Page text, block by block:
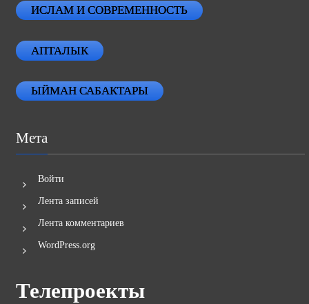
ИСЛАМ И СОВРЕМЕННОСТЬ
АПТАЛЫК
ЫЙМАН САБАКТАРЫ
Мета
Войти
Лента записей
Лента комментариев
WordPress.org
Телепроекты